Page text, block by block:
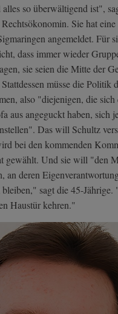
so überwältigend ist",
Sie hat eine
angemeldet. Für
dass immer wieder
sie seien die Mitte der
müsse die Politik
also "diejenigen, die sich
aus angeguckt haben, sich
Das will Schultz
bei den kommenden
gewählt. Und sie will "den
an deren
sagt die 45-Jährige.
Haustür kehren."